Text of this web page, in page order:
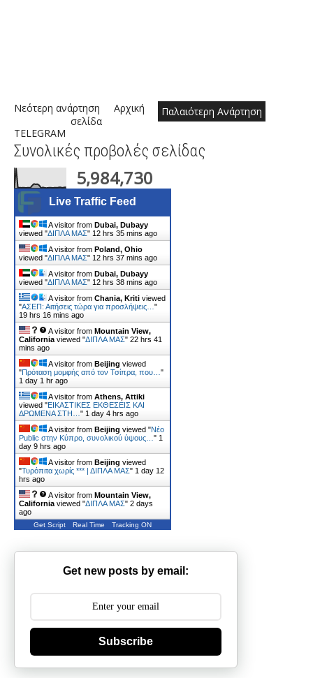
Νεότερη ανάρτηση Παλαιότερη Ανάρτηση
Αρχική
σελίδα
TELEGRAM
Συνολικές προβολές σελίδας
5,984,730
Live Traffic Feed
A visitor from Dubai, Dubayy
viewed "ΔΙΠΛΑ ΜΑΣ" 12 hrs 35 mins ago
A visitor from Poland, Ohio
viewed "ΔΙΠΛΑ ΜΑΣ" 12 hrs 37 mins ago
A visitor from Dubai, Dubayy
viewed "ΔΙΠΛΑ ΜΑΣ" 12 hrs 38 mins ago
A visitor from Chania, Kriti viewed
"ΑΣΕΠ: Αιτήσεις τώρα για προσλήψεις…"
19 hrs 16 mins ago
A visitor from Mountain View,
Californiaviewed "ΔΙΠΛΑ ΜΑΣ" 22 hrs 41
mins ago
A visitor from Beijing viewed
"Πρόταση μομφής από τον Τσίπρα, που…"
1 day 1 hr ago
A visitor from Athens, Attiki
viewed "ΕΙΚΑΣΤΙΚΕΣ ΕΚΘΕΣΕΙΣ ΚΑΙ
ΔΡΩΜΕΝΑ ΣΤΗ…" 1 day 4 hrs ago
A visitor from Beijing viewed "Νέο
Public στην Κύπρο, συνολικού ύψους…" 1
day 9 hrs ago
A visitor from Beijing viewed
"Τυρόπιτα χωρίς *** | ΔΙΠΛΑ ΜΑΣ" 1 day 12
hrs ago
A visitor from Mountain View,
Californiaviewed "ΔΙΠΛΑ ΜΑΣ" 2 days
ago
Get Script Real Time Tracking ON
Get new posts by email:
Subscribe